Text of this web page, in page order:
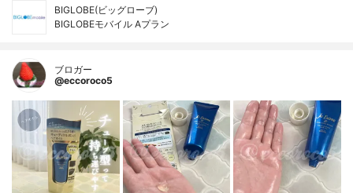
BIGLOBE(ビッグローブ)
BIGLOBEモバイル Aプラン
ブロガー
@eccoroco5